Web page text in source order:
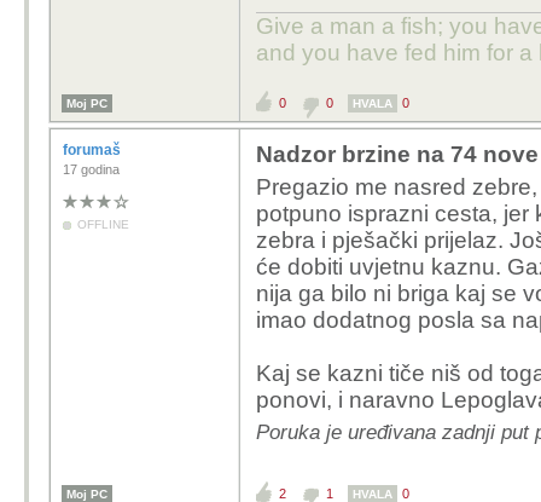
Give a man a fish; you
and you have fed him for a
Moj PC 0 0 HVALA 0
forumaš
17 godina
OFFLINE
Nadzor brzine na 74
Pregazio me nasred
potpuno isprazni cesta, jer
zebra i pješački prijelaz.
će dobiti uvjetnu kaznu.
nija ga bilo ni briga kaj se
imao dodatnog posla sa
Kaj se kazni tiče niš od
ponovi, i naravno
Poruka je uređivana zadnji put
Moj PC 2 1 HVALA 0